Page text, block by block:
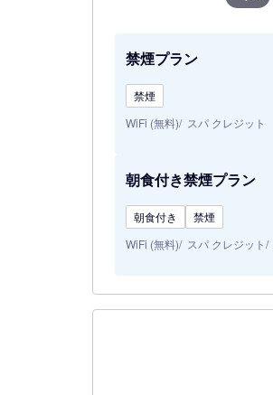
禁煙プラン
禁煙
WiFi (無料)
スパ クレジット
朝食付き禁煙プラン
朝食付き
禁煙
WiFi (無料)
スパ クレジット